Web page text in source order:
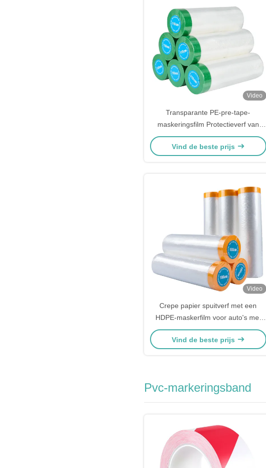
Video
Transparante PE-pre-tape-
maskeringsfilm Protectieverf van
kunststof voor meubelbedekking
Vind de beste prijs
Video
Crepe papier spuitverf met een
HDPE-maskerfilm voor auto's met
Washi papier
Vind de beste prijs
Pvc-markeringsband